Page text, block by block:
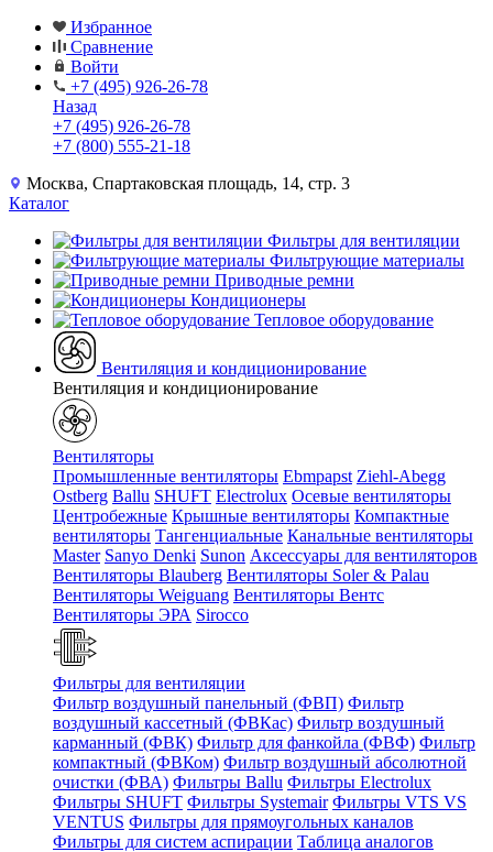
Избранное
Сравнение
Войти
+7 (495) 926-26-78
Назад
+7 (495) 926-26-78
+7 (800) 555-21-18
Москва, Спартаковская площадь, 14, стр. 3
Каталог
Фильтры для вентиляции
Фильтрующие материалы
Приводные ремни
Кондиционеры
Тепловое оборудование
Вентиляция и кондиционирование
Вентиляция и кондиционирование
Вентиляторы
Промышленные вентиляторы Ebmpapst Ziehl-Abegg
Ostberg Ballu SHUFT Electrolux Осевые вентиляторы
Центробежные Крышные вентиляторы Компактные
вентиляторы Тангенциальные Канальные вентиляторы
Master Sanyo Denki Sunon Аксессуары для вентиляторов
Вентиляторы Blauberg Вентиляторы Soler & Palau
Вентиляторы Weiguang Вентиляторы Вентс
Вентиляторы ЭРА Sirocco
Фильтры для вентиляции
Фильтр воздушный панельный (ФВП) Фильтр
воздушный кассетный (ФВКас) Фильтр воздушный
карманный (ФВК) Фильтр для фанкойла (ФВФ) Фильтр
компактный (ФВКом) Фильтр воздушный абсолютной
очистки (ФВА) Фильтры Ballu Фильтры Electrolux
Фильтры SHUFT Фильтры Systemair Фильтры VTS VS
VENTUS Фильтры для прямоугольных каналов
Фильтры для систем аспирации Таблица аналогов